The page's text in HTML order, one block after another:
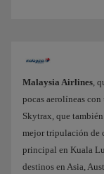
Malaysia Airlines,
pocas aerolíneas
Skytrax, que
mejor tripulación de
principal en Kuala
destinos en Asia,